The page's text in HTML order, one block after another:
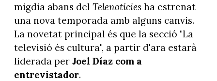
migdia abans del Telenotíciesha estrenat
una nova temporada amb alguns canvis.
La novetat principal és que la secció "La
televisió és cultura", a partir d'ara estarà
liderada per Joel Díaz com a
entrevistador.